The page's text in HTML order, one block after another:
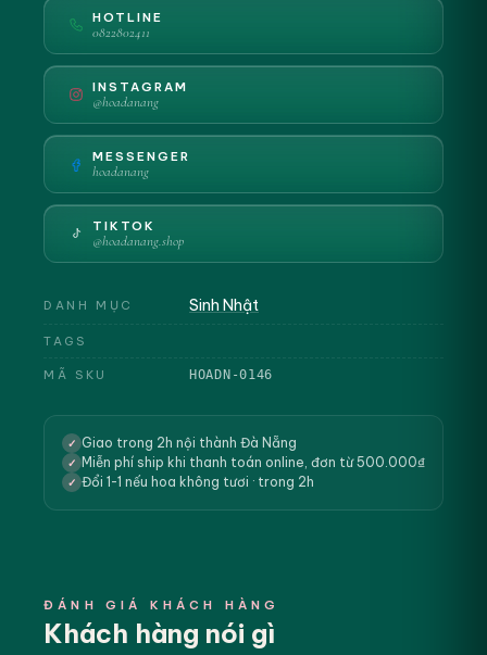
HOTLINE
0822802411
INSTAGRAM
@hoadanang
MESSENGER
hoadanang
TIKTOK
@hoadanang.shop
DANH MỤC Sinh Nhật
TAGS
MÃ SKU HOADN-0146
✓ Giao trong 2h nội thành Đà Nẵng
✓ Miễn phí ship khi thanh toán online, đơn từ 500.000₫
✓ Đổi 1-1 nếu hoa không tươi · trong 2h
ĐÁNH GIÁ KHÁCH HÀNG
Khách hàng nói gì